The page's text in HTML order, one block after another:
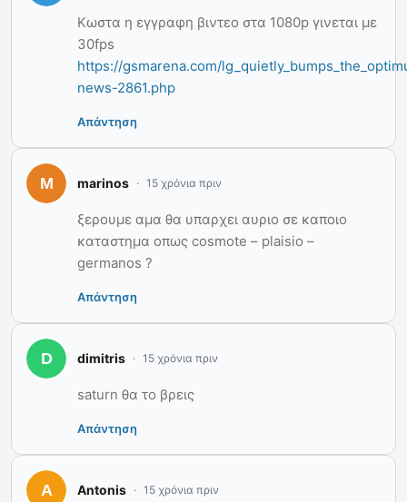
Κωστα η εγγραφη βιντεο στα 1080p γινεται με
30fps
https://gsmarena.com/
news-2861.php
Απάντηση
marinos 15 χρόνια πριν
ξερουμε αμα θα υπαρχει αυριο σε καποιο
καταστημα οπως cosmote – plaisio –
germanos ?
Απάντηση
dimitris 15 χρόνια πριν
saturn θα το βρεις
Απάντηση
Antonis 15 χρόνια πριν